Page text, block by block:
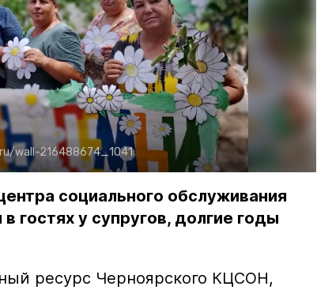
wall-216488674_1041
социального обслуживания
гостях у супругов, долгие годы
ресурс Черноярского КЦСОН,